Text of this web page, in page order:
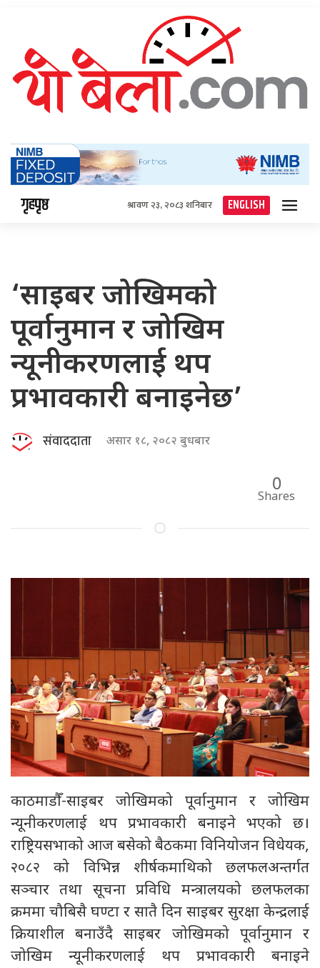
गृहपृष्ठ श्रावण २३, २०८३ शनिबार ENGLISH
‘साइबर जोखिमको
पूर्वानुमान र जोखिम
न्यूनीकरणलाई थप
प्रभावकारी बनाइनेछ’
संवाददाता असार १८, २०८२ बुधबार
0
Shares
काठमाडौँ-साइबर जोखिमको पूर्वानुमान र जोखिम
न्यूनीकरणलाई थप प्रभावकारी बनाइने भएको छ।
राष्ट्रियसभाको आज बसेको बैठकमा विनियोजन विधेयक,
२०८२ को विभिन्न शीर्षकमाथिको छलफलअन्तर्गत
सञ्चार तथा सूचना प्रविधि मन्त्रालयको छलफलका
क्रममा चौबिसै घण्टा र सातै दिन साइबर सुरक्षा केन्द्रलाई
क्रियाशील बनाउँदै साइबर जोखिमको पूर्वानुमान र
जोखिम न्यूनीकरणलाई थप प्रभावकारी बनाइने